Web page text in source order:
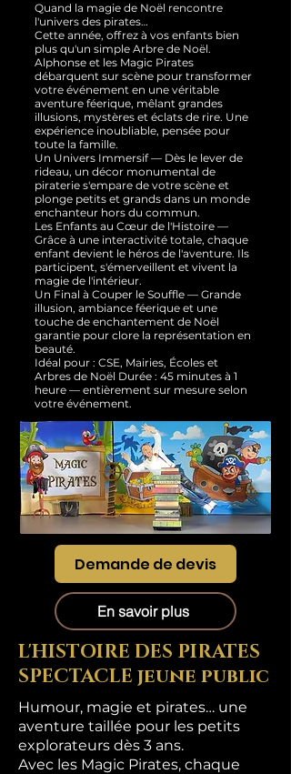
Quand la magie de Noël rencontre
l'univers des pirates…
Cette année, offrez à vos enfants bien
plus qu'un simple Arbre de Noël.
Alphonse et les Magic Pirates
débarquent sur scène pour transformer
votre événement en une véritable
aventure féerique, mêlant grandes
illusions, mystères et éclats de rire. Une
expérience inoubliable, pensée pour
toute la famille.
Un Univers Immersif — Dès le lever de
rideau, un décor monumental de
piraterie s'empare de votre scène et
plonge petits et grands dans un monde
enchanteur hors du commun.
Les Enfants au Cœur de l'Histoire —
Grâce à une interactivité totale, chaque
enfant devient le héros de l'aventure. Ils
participent, s'émerveillent et vivent la
magie de l'intérieur.
Un Final à Couper le Souffle — Grande
illusion, ambiance féerique et une
touche de enchantement de Noël
garantie pour clore la représentation en
beauté.
Idéal pour : CSE, Mairies, Écoles et
Arbres de Noël Durée : 45 minutes à 1
heure — entièrement sur mesure selon
votre événement.
Demande de devis
En savoir plus
L'HISTOIRE DES PIRATES
SPECTACLE jeune public
Humour, magie et pirates… une
aventure taillée pour les petits
explorateurs dès 3 ans.
Avec les Magic Pirates, chaque